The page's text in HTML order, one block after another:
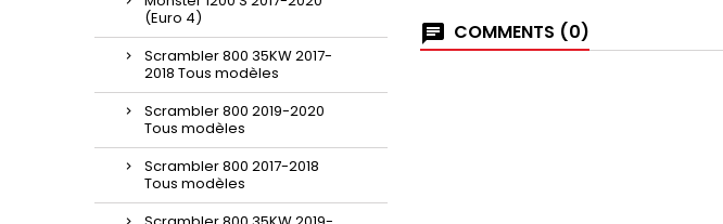
(Euro 4)
Scrambler 800 35KW 2017-
2018 Tous modèles
Scrambler 800 2019-2020
Tous modèles
Scrambler 800 2017-2018
Tous modèles
COMMENTS (0)